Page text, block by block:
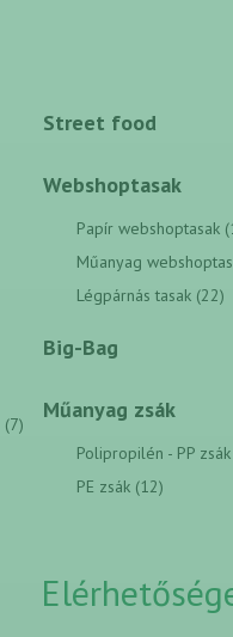
Street food
Webshoptasak
Papír webshoptasak
Műanyag
Légpárnás tasak (22)
Big-Bag
Műanyag zsák
Polipropilén - PP
PE zsák (12)